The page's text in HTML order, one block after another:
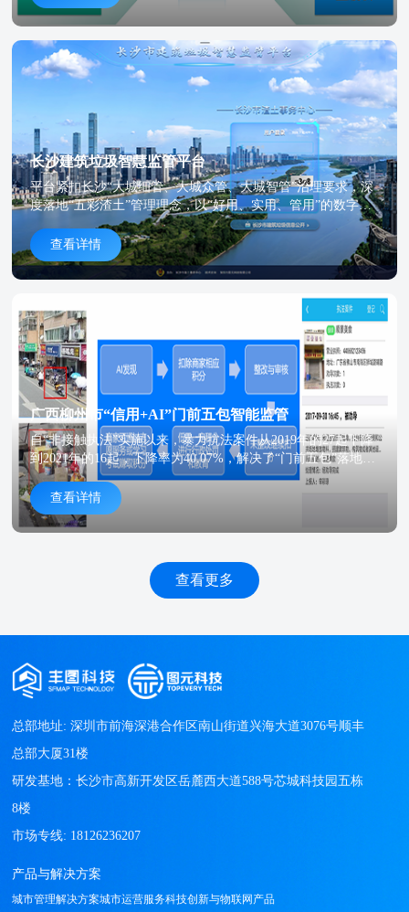
长沙建筑垃圾智慧监管平台
平台紧扣长沙“大城细管、大城众管、大城智管”治理要求，深
度落地“五彩渣土”管理理念，以“好用、实用、管用”的数字化
能力，成为长沙建筑垃圾治理的核心枢纽与智慧大脑，全面升
级渣土监管数字化底座。
查看详情
广西柳州市“信用+AI”门前五包智能监管
自“非接触执法”实施以来，暴力抗法案件从2019年的27起下降
到2021年的16起，下降率为40.07%，解决了“门前五包”落地难
题，提升沿街环境，提高了群众满意度。
查看详情
查看更多
总部地址: 深圳市前海深港合作区南山街道兴海大道3076号顺丰
总部大厦31楼
研发基地：长沙市高新开发区岳麓西大道588号芯城科技园五栋
8楼
产品与解决方案
城市管理解决方案城市运营服务科技创新与物联网产品